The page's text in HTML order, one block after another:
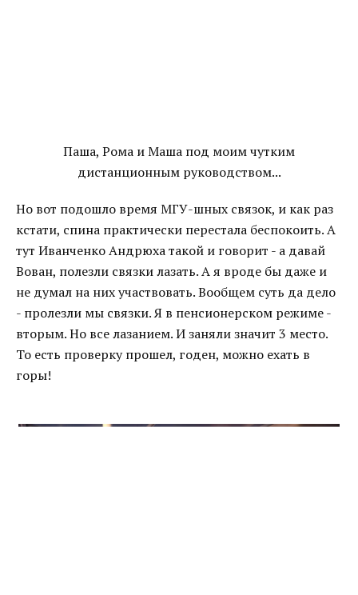
Паша, Рома и Маша под моим чутким
дистанционным руководством...
Но вот подошло время МГУ-шных связок, и как раз
кстати, спина практически перестала беспокоить. А
тут Иванченко Андрюха такой и говорит - а давай
Вован, полезли связки лазать. А я вроде бы даже и
не думал на них участвовать. Вообщем суть да дело
- пролезли мы связки. Я в пенсионерском режиме -
вторым. Но все лазанием. И заняли значит 3 место.
То есть проверку прошел, годен, можно ехать в
горы!